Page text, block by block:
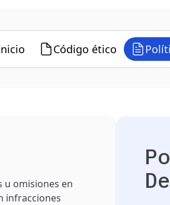
Código ético
u omisiones en
infracciones